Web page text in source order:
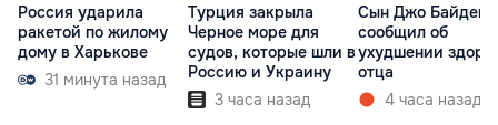
Россия ударила
ракетой по жилому
дому в Харькове
31 минута назад
Турция закрыла
Черное море для
судов, которые шли в
Россию и Украину
3 часа назад
Сын Джо Байдена
сообщил об
ухудшении
отца
4 часа назад